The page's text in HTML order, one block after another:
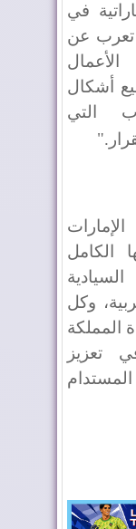
في
تعرب عن
أشكال
التي
".
الكامل
وكل
المملكة
تعزيز
المستدام